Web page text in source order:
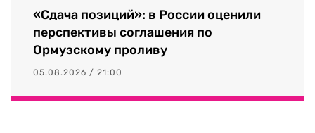
«Сдача позиций»: в России оценили
перспективы соглашения по
Ормузскому проливу
05.08.2026 / 21:00